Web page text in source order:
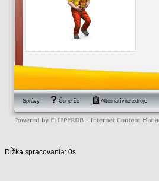
Správy Čo je čo Alternatívne zdroje
Dĺžka spracovania: 0s